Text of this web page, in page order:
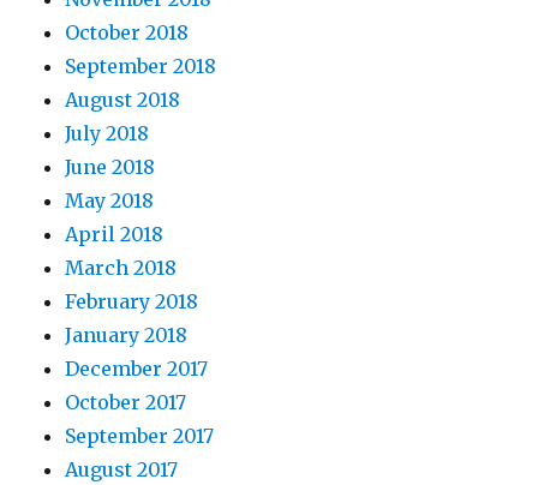
October 2018
September 2018
August 2018
July 2018
June 2018
May 2018
April 2018
March 2018
February 2018
January 2018
December 2017
October 2017
September 2017
August 2017